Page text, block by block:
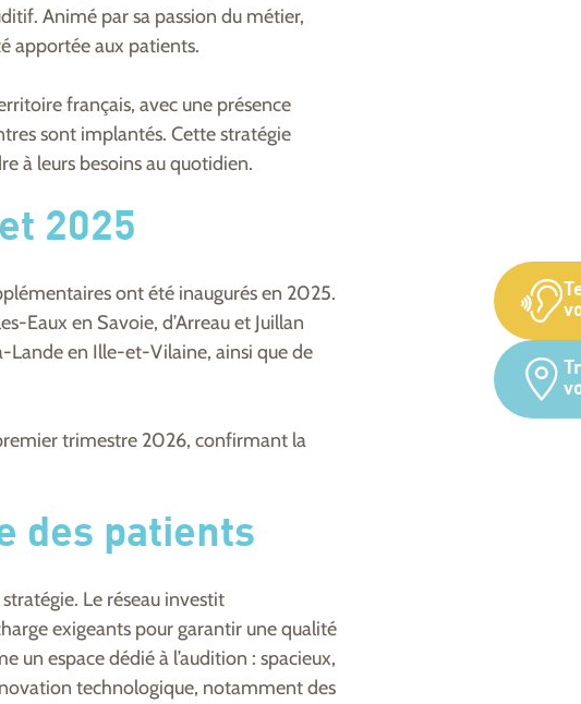
Animé par sa passion du métier,
apportée aux patients.
français, avec une présence
sont implantés. Cette stratégie
à leurs besoins au quotidien.
2025
ont été inaugurés en 2025.
Eaux en Savoie, d’Arreau et Juillan
en Ille-et-Vilaine, ainsi que de
trimestre 2026, confirmant la
des patients
Le réseau investit
exigeants pour garantir une qualité
un espace dédié à l’audition : spacieux,
technologique, notamment des